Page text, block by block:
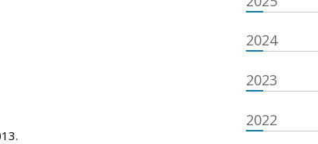
2024
2023
2022